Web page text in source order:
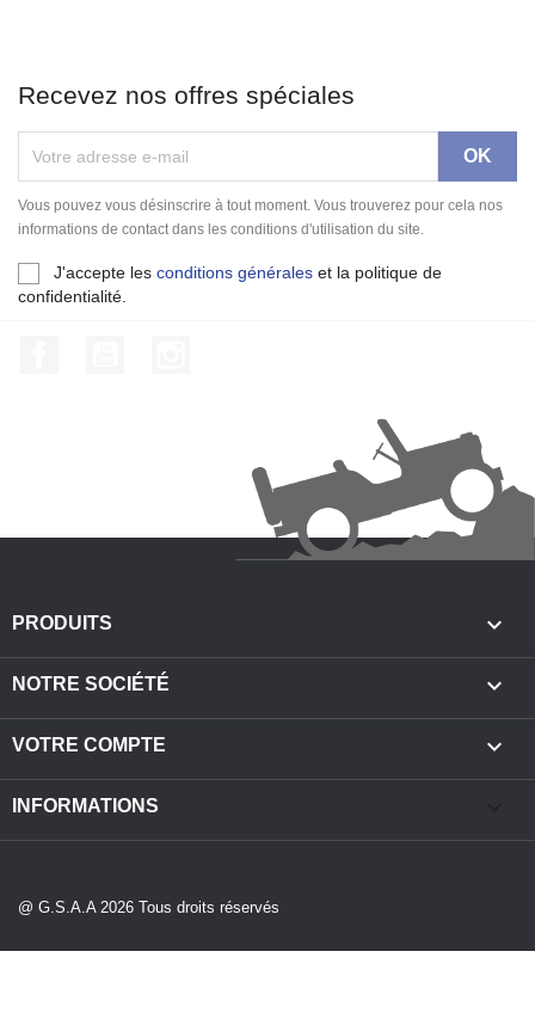
Recevez nos offres spéciales
Vous pouvez vous désinscrire à tout moment. Vous trouverez pour cela nos
informations de contact dans les conditions d'utilisation du site.
J'accepte les conditions générales et la politique de
confidentialité.
PRODUITS 
NOTRE SOCIÉTÉ 
VOTRE COMPTE 
INFORMATIONS
@ G.S.A.A 2026 Tous droits réservés